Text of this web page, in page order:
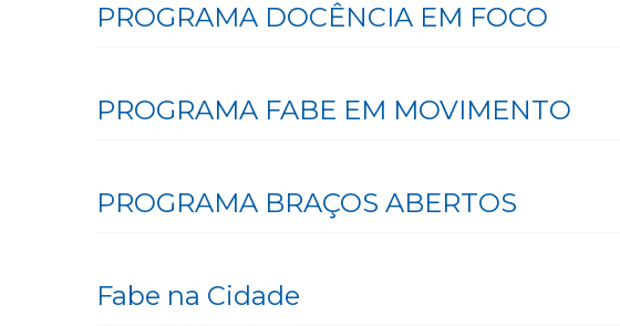
PROGRAMA DOCÊNCIA EM FOCO
PROGRAMA FABE EM MOVIMENTO
PROGRAMA BRAÇOS ABERTOS
Fabe na Cidade